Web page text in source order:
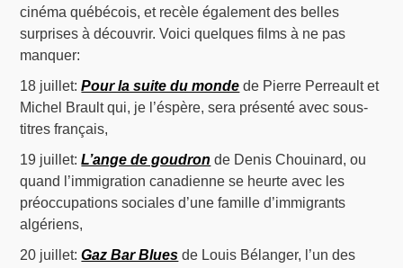
cinéma québécois, et recèle également des belles
surprises à découvrir. Voici quelques films à ne pas
manquer:
18 juillet:Pour la suite du monde de Pierre Perreault et
Michel Brault qui, je l’éspère, sera présenté avec sous-
titres français,
19 juillet:L’ange de goudron de Denis Chouinard, ou
quand l’immigration canadienne se heurte avec les
préoccupations sociales d’une famille d’immigrants
algériens,
20 juillet:Gaz Bar Blues de Louis Bélanger, l’un des